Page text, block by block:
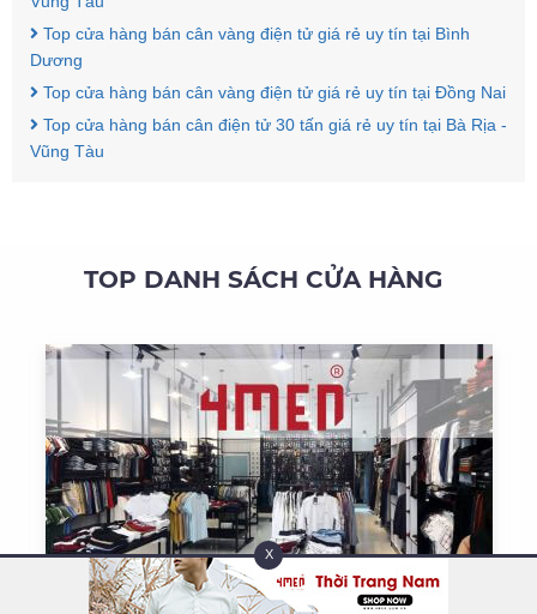
Top cửa hàng bán cân vàng điện tử giá rẻ uy tín tại Bình
Dương
Top cửa hàng bán cân vàng điện tử giá rẻ uy tín tại Đồng Nai
Top cửa hàng bán cân điện tử 30 tấn giá rẻ uy tín tại Bà Rịa -
Vũng Tàu
TOP DANH SÁCH CỬA HÀNG
X